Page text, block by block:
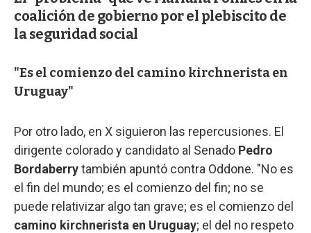
coalición de gobierno por el plebiscito de
la seguridad social
"Es el comienzo del camino kirchnerista en
Uruguay"
Por otro lado, en X siguieron las repercusiones. El
dirigente colorado y candidato al Senado Pedro
Bordaberrytambién apuntó contra Oddone. "No es
el fin del mundo; es el comienzo del fin; no se
puede relativizar algo tan grave; es el comienzo del
camino kirchnerista en Uruguay; el del no respeto